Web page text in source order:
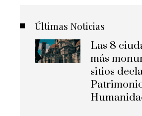
Últimas Noticias
Las 8
más
sitios